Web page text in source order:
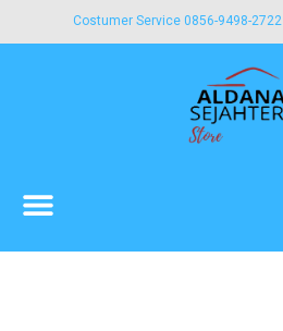
Costumer Service 0856-9498-2722